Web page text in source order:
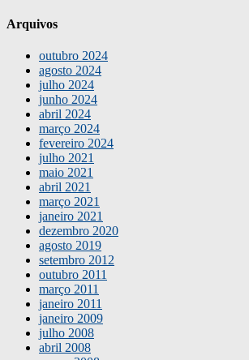
Arquivos
outubro 2024
agosto 2024
julho 2024
junho 2024
abril 2024
março 2024
fevereiro 2024
julho 2021
maio 2021
abril 2021
março 2021
janeiro 2021
dezembro 2020
agosto 2019
setembro 2012
outubro 2011
março 2011
janeiro 2011
janeiro 2009
julho 2008
abril 2008